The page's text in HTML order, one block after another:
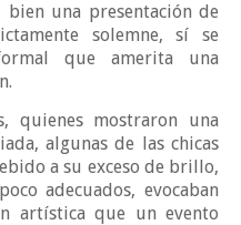
una presentación de
solemne, sí se
que amerita una
quienes mostraron una
algunas de las chicas
a su exceso de brillo,
adecuados, evocaban
artística que un evento